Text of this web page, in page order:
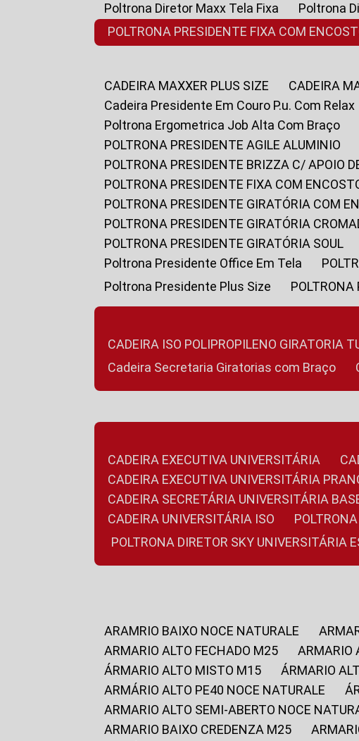
Poltrona Diretor Maxx Tela Fixa
Poltrona
POLTRONA PRESIDENTE FIXA COM
CADEIRA MAXXER PLUS SIZE
CADEIRA
Cadeira Presidente Em Couro P.u. Com Relax
Poltrona Ergometrica Job Alta Com Braço
POLTRONA PRESIDENTE AGILE ALUMINIO
POLTRONA PRESIDENTE BRIZZA C/ APOIO
POLTRONA PRESIDENTE FIXA COM
POLTRONA PRESIDENTE GIRATÓRIA COM
POLTRONA PRESIDENTE GIRATÓRIA
POLTRONA PRESIDENTE GIRATÓRIA SOUL
Poltrona Presidente Office Em Tela
Poltrona Presidente Plus Size
CADEIRA ISO POLIPROPILENO GIRATORIA
Cadeira Secretaria Giratorias com Braço
CADEIRA EXECUTIVA UNIVERSITÁRIA
CADEIRA EXECUTIVA UNIVERSITÁRIA
CADEIRA SECRETÁRIA UNIVERSITÁRIA
CADEIRA UNIVERSITÁRIA ISO
POLTRONA DIRETOR SKY UNIVERSITÁRIA
ARAMRIO BAIXO NOCE NATURALE
ARMARIO ALTO FECHADO M25
ÁRMARIO ALTO MISTO M15
ÁRMARIO
ARMÁRIO ALTO PE40 NOCE NATURALE
ARMARIO ALTO SEMI-ABERTO NOCE
ARMARIO BAIXO CREDENZA M25